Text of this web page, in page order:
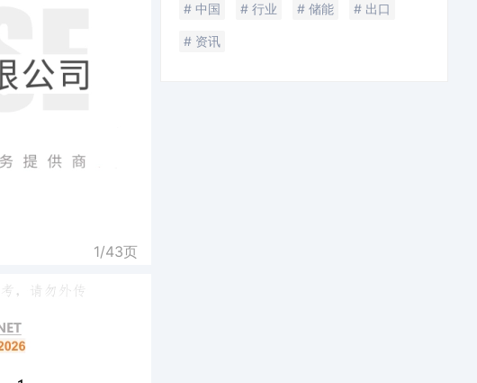
1/43页
# 中国 # 行业 # 储能 # 出口
# 资讯